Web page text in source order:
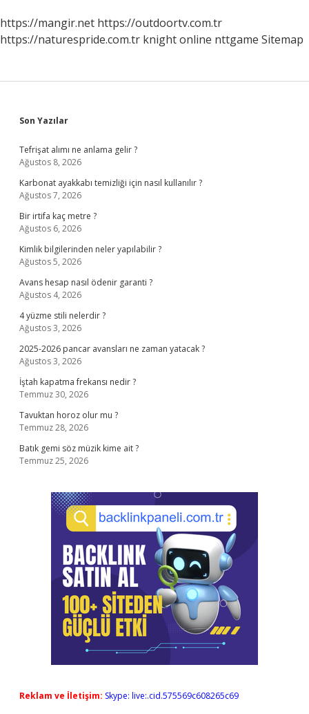
https://mangir.net https://outdoortv.com.tr
https://naturespride.com.tr knight online nttgame Sitemap
Sidebar
Son Yazılar
Tefrişat alımı ne anlama gelir ?
Ağustos 8, 2026
Karbonat ayakkabı temizliği için nasıl kullanılır ?
Ağustos 7, 2026
Bir irtifa kaç metre ?
Ağustos 6, 2026
Kimlik bilgilerinden neler yapılabilir ?
Ağustos 5, 2026
Avans hesap nasıl ödenir garanti ?
Ağustos 4, 2026
4 yüzme stili nelerdir ?
Ağustos 3, 2026
2025-2026 pancar avansları ne zaman yatacak ?
Ağustos 3, 2026
İştah kapatma frekansı nedir ?
Temmuz 30, 2026
Tavuktan horoz olur mu ?
Temmuz 28, 2026
Batık gemi söz müzik kime ait ?
Temmuz 25, 2026
Reklam ve İletişim: Skype: live:.cid.575569c608265c69